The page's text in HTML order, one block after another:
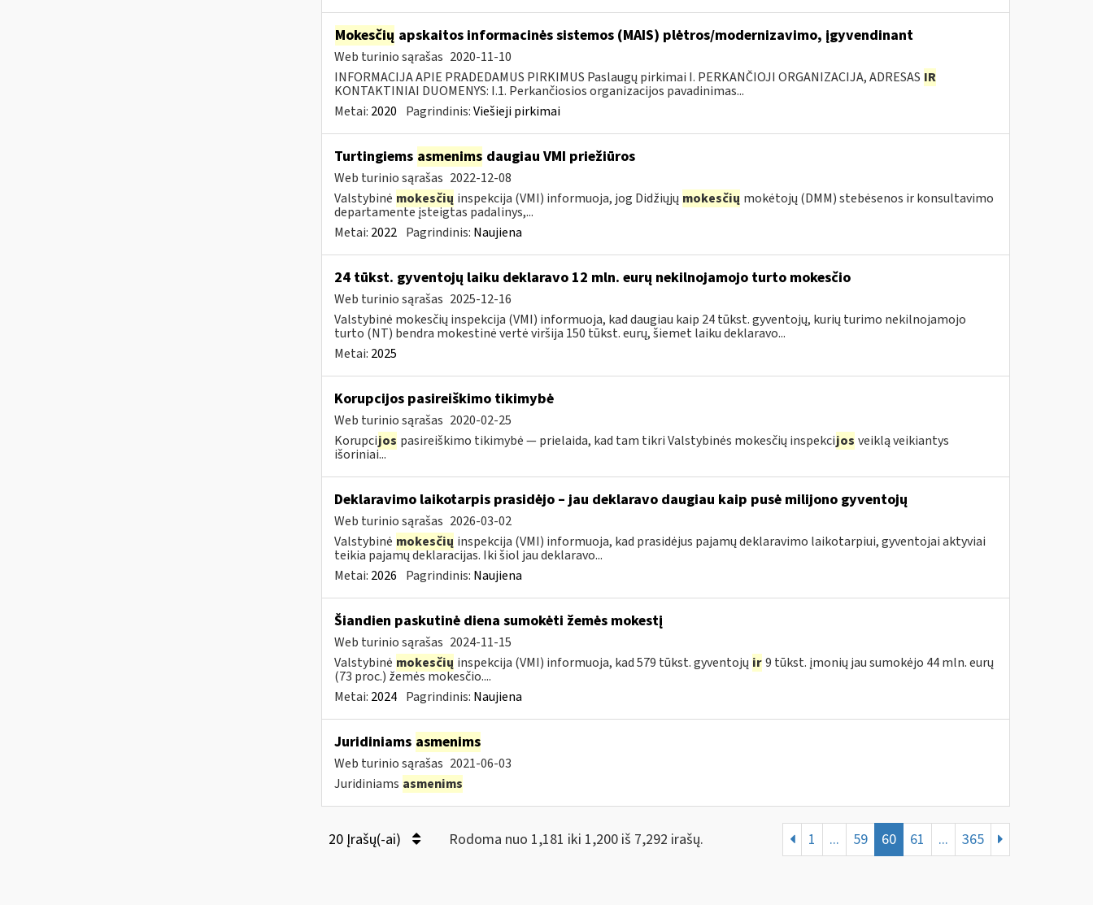
Mokesčių apskaitos informacinės sistemos (MAIS) plėtros/modernizavimo, įgyvendinant
Web turinio sąrašas 2020-11-10
INFORMACIJA APIE PRADEDAMUS PIRKIMUS Paslaugų pirkimai I. PERKANČIOJI ORGANIZACIJA, ADRESAS IR
KONTAKTINIAI DUOMENYS: I.1. Perkančiosios organizacijos pavadinimas...
Metai: 2020 Pagrindinis:Viešieji pirkimai
Turtingiems asmenims daugiau VMI priežiūros
Web turinio sąrašas 2022-12-08
Valstybinė mokesčių inspekcija (VMI) informuoja, jog Didžiųjų mokesčių mokėtojų (DMM) stebėsenos ir konsultavimo
departamente įsteigtas padalinys,...
Metai: 2022 Pagrindinis: Naujiena
24 tūkst. gyventojų laiku deklaravo 12 mln. eurų nekilnojamojo turto mokesčio
Web turinio sąrašas 2025-12-16
Valstybinė mokesčių inspekcija (VMI) informuoja, kad daugiau kaip 24 tūkst. gyventojų, kurių turimo nekilnojamojo
turto (NT) bendra mokestinė vertė viršija 150 tūkst. eurų, šiemet laiku deklaravo...
Metai: 2025
Korupcijos pasireiškimo tikimybė
Web turinio sąrašas 2020-02-25
Korupcijos pasireiškimo tikimybė — prielaida, kad tam tikri Valstybinės mokesčių inspekcijos veiklą veikiantys
išoriniai...
Deklaravimo laikotarpis prasidėjo – jau deklaravo daugiau kaip pusė milijono gyventojų
Web turinio sąrašas 2026-03-02
Valstybinė mokesčių inspekcija (VMI) informuoja, kad prasidėjus pajamų deklaravimo laikotarpiui, gyventojai aktyviai
teikia pajamų deklaracijas. Iki šiol jau deklaravo...
Metai: 2026 Pagrindinis: Naujiena
Šiandien paskutinė diena sumokėti žemės mokestį
Web turinio sąrašas 2024-11-15
Valstybinė mokesčių inspekcija (VMI) informuoja, kad 579 tūkst. gyventojų ir 9 tūkst. įmonių jau sumokėjo 44 mln. eurų
(73 proc.) žemės mokesčio....
Metai: 2024 Pagrindinis: Naujiena
Juridiniams asmenims
Web turinio sąrašas 2021-06-03
Juridiniams asmenims
20 Įrašų(-ai) Rodoma nuo 1,181 iki 1,200 iš 7,292 irašų. 1 ... 59 60 61 ... 365